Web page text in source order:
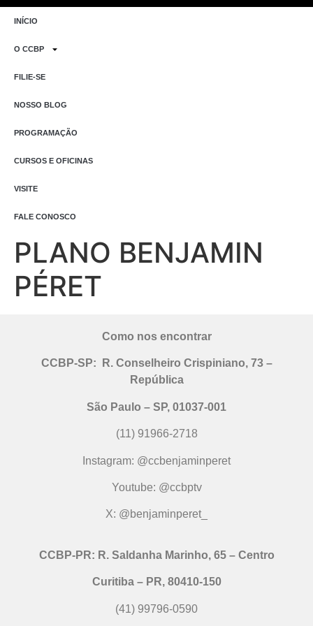
INÍCIO
O CCBP
FILIE-SE
NOSSO BLOG
PROGRAMAÇÃO
CURSOS E OFICINAS
VISITE
FALE CONOSCO
PLANO BENJAMIN
PÉRET
Como nos encontrar
CCBP-SP:
R. Conselheiro Crispiniano, 73 –
República
São Paulo – SP, 01037-001
(11) 91966-2718
Instagram: @ccbenjaminperet
Youtube: @ccbptv
X: @benjaminperet_
CCBP-PR: R. Saldanha Marinho, 65 – Centro
Curitiba – PR, 80410-150
(41) 99796-0590